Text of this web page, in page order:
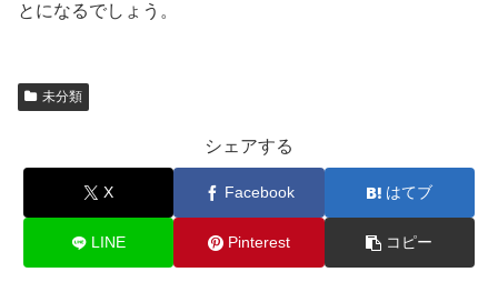
とになるでしょう。
未分類
シェアする
X Facebook はてブ
LINE Pinterest コピー